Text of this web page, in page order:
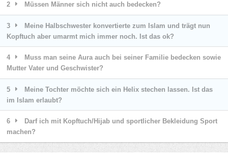
2 Müssen Männer sich nicht auch bedecken?
3
Meine Halbschwester konvertierte zum Islam und trägt nun
Kopftuch aber umarmt mich immer noch. Ist das ok?
4
Muss man seine Aura auch bei seiner Familie bedecken sowie
Mutter Vater und Geschwister?
5
Meine Tochter möchte sich ein Helix stechen lassen. Ist das
im Islam erlaubt?
6
Darf ich mit Kopftuch/Hijab und sportlicher Bekleidung Sport
machen?